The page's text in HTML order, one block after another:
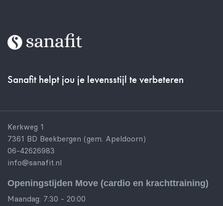
Sanafit helpt jou je levensstijl te verbeteren
Kerkweg 1
7361 BD Beekbergen (gem. Apeldoorn)
06-42626983
info@sanafit.nl
Openingstijden Move (cardio en krachttraining)
Maandag: 7:30 - 20:00